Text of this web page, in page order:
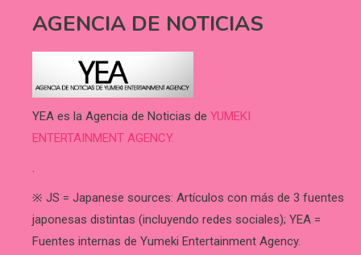
AGENCIA DE NOTICIAS
YEA es la Agencia de Noticias de YUMEKI
ENTERTAINMENT AGENCY.
.
※ JS = Japanese sources: Artículos con más de 3 fuentes
japonesas distintas (incluyendo redes sociales); YEA =
Fuentes internas de Yumeki Entertainment Agency.